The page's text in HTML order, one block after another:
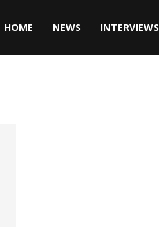
HOME NEWS INTERVIEWS